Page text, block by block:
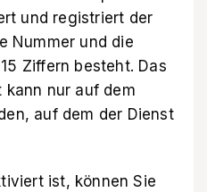
und registriert der
Nummer und die
Ziffern besteht. Das
kann nur auf dem
auf dem der Dienst
ist, können Sie